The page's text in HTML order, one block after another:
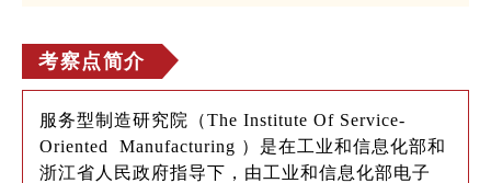
考察点简介
服务型制造研究院（The Institute Of Service-
Oriented Manufacturing ）是在工业和信息化部和
浙江省人民政府指导下，由工业和信息化部电子